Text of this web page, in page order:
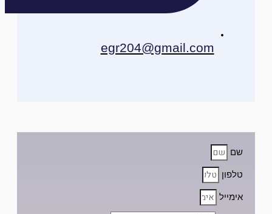
egr204@gmail.com
שם
טלפון
אימייל